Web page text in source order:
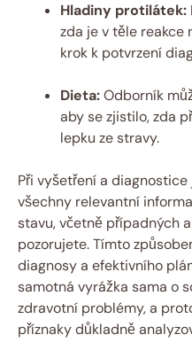
Hladiny protilátek:
zda je v těle reakce
krok k potvrzení
Dieta:Odborník
aby se zjistilo, zda
lepku ze stravy.
Při vyšetření a
všechny relevantní
stavu, včetně případných
pozorujete. Tímto
diagnosy a efektivního
samotná vyrážka sama o
zdravotní problémy, a
příznaky důkladně